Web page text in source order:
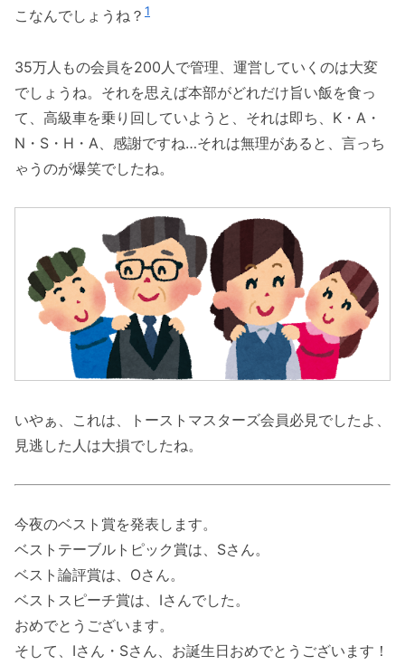
こなんでしょうね？ 1
35万人もの会員を200人で管理、運営していくのは大変
でしょうね。それを思えば本部がどれだけ旨い飯を食っ
て、高級車を乗り回していようと、それは即ち、K・A・
N・S・H・A、感謝ですね…それは無理があると、言っち
ゃうのが爆笑でしたね。
いやぁ、これは、トーストマスターズ会員必見でしたよ、
見逃した人は大損でしたね。
今夜のベスト賞を発表します。
ベストテーブルトピック賞は、Sさん。
ベスト論評賞は、Oさん。
ベストスピーチ賞は、Iさんでした。
おめでとうございます。
そして、Iさん・Sさん、お誕生日おめでとうございます！